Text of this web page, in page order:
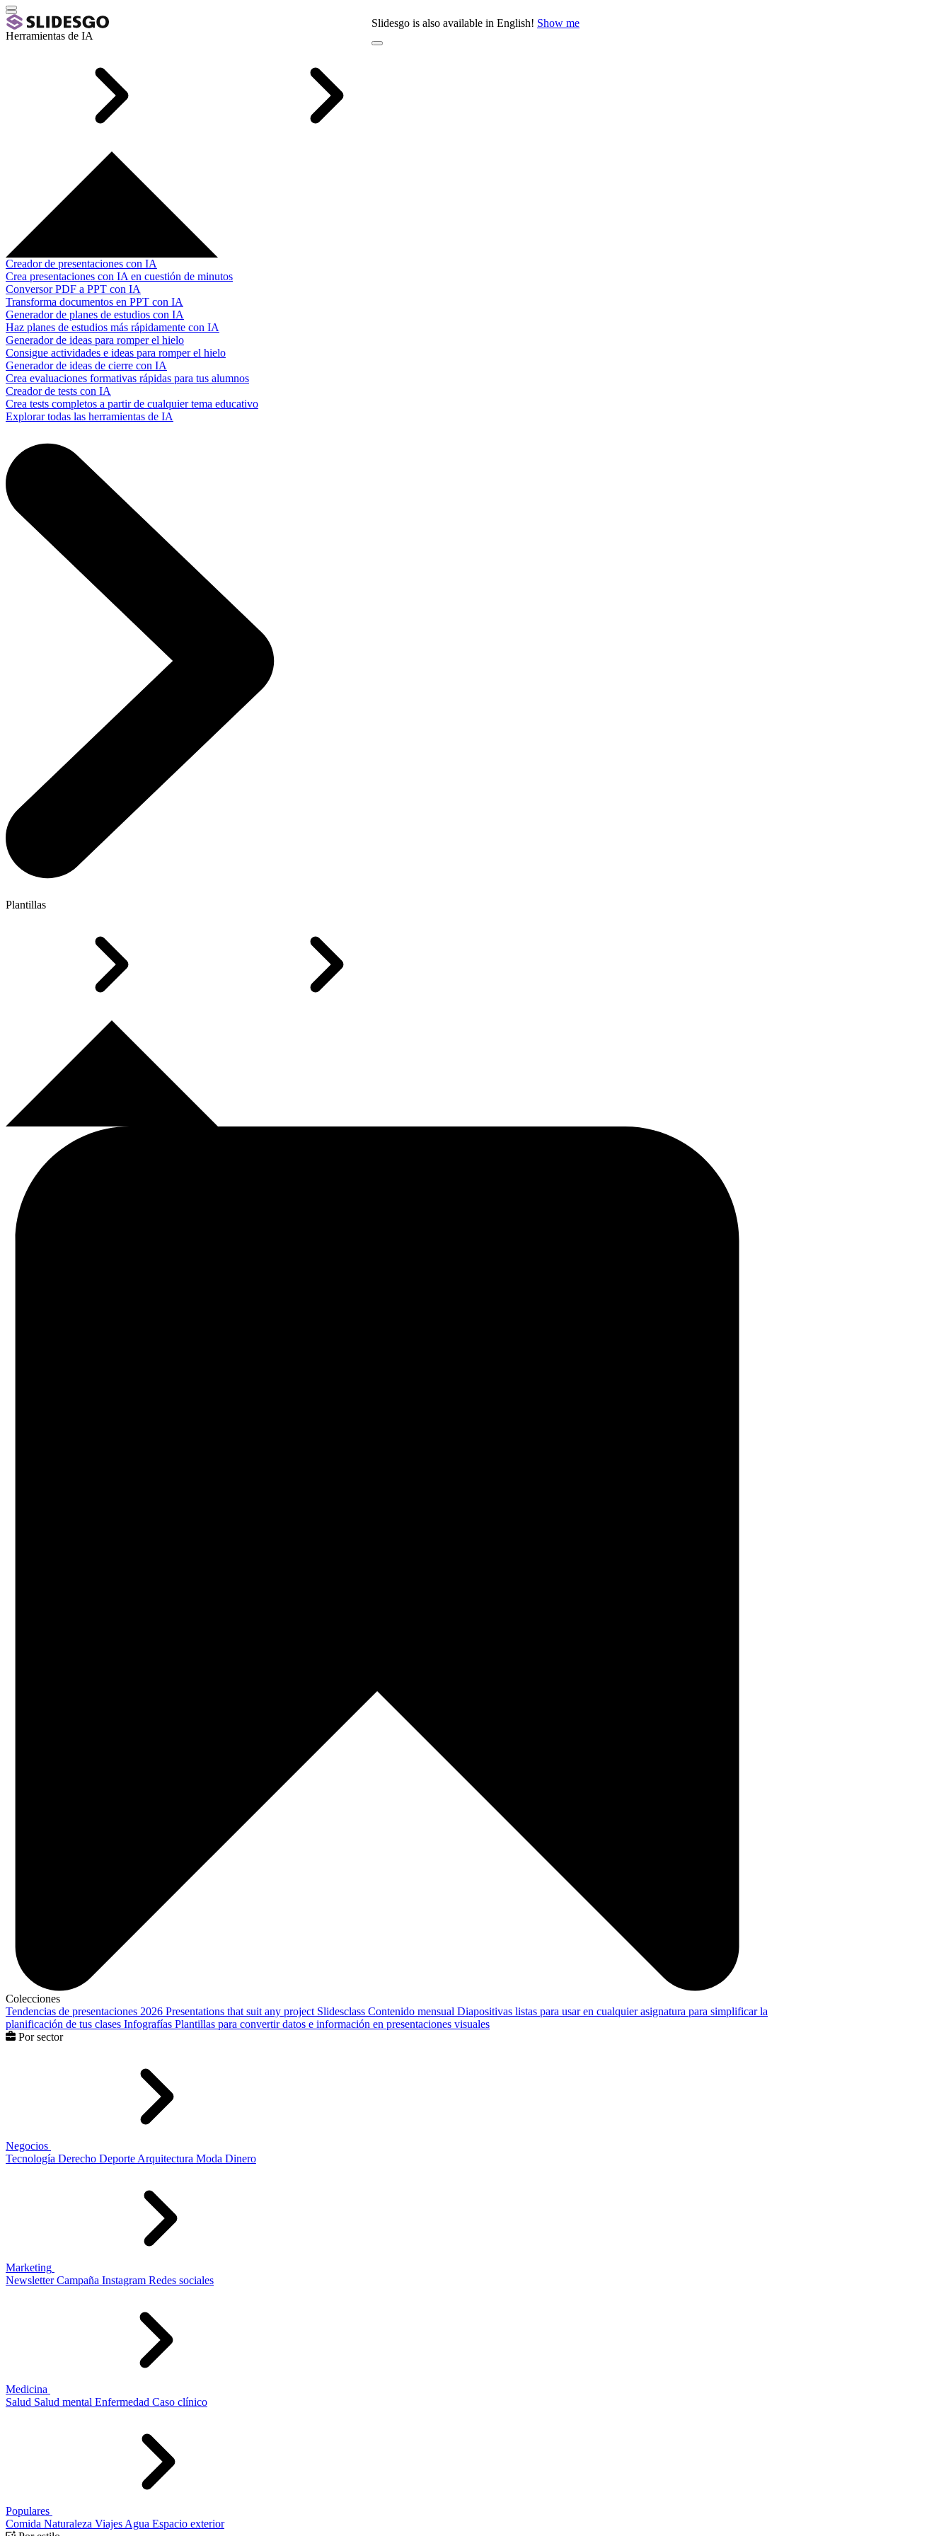
Slidesgo is also available in English! Show me
Herramientas de IA
Creador de presentaciones con IA
Crea presentaciones con IA en cuestión de minutos
Conversor PDF a PPT con IA
Transforma documentos en PPT con IA
Generador de planes de estudios con IA
Haz planes de estudios más rápidamente con IA
Generador de ideas para romper el hielo
Consigue actividades e ideas para romper el hielo
Generador de ideas de cierre con IA
Crea evaluaciones formativas rápidas para tus alumnos
Creador de tests con IA
Crea tests completos a partir de cualquier tema educativo
Explorar todas las herramientas de IA
Plantillas
Colecciones
Tendencias de presentaciones 2026 Presentations that suit any project Slidesclass Contenido mensual Diapositivas listas para usar en cualquier asignatura para simplificar la
planificación de tus clases Infografías Plantillas para convertir datos e información en presentaciones visuales
Por sector
Negocios
Tecnología Derecho Deporte Arquitectura Moda Dinero
Marketing
Newsletter Campaña Instagram Redes sociales
Medicina
Salud Salud mental Enfermedad Caso clínico
Populares
Comida Naturaleza Viajes Agua Espacio exterior